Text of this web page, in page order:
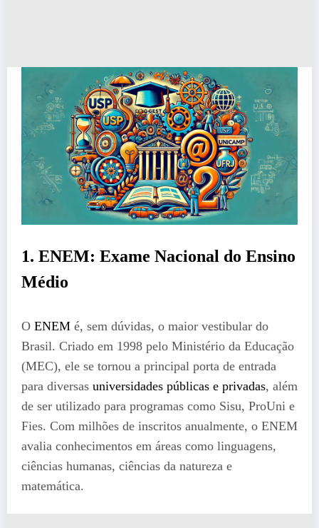
1. ENEM: Exame Nacional do Ensino
Médio
O ENEM é, sem dúvidas, o maior vestibular do
Brasil. Criado em 1998 pelo Ministério da Educação
(MEC), ele se tornou a principal porta de entrada
para diversas universidades públicas e privadas, além
de ser utilizado para programas como Sisu, ProUni e
Fies. Com milhões de inscritos anualmente, o ENEM
avalia conhecimentos em áreas como linguagens,
ciências humanas, ciências da natureza e
matemática.